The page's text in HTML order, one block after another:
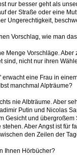
nur besser geht als
der Straße oder eine
Ungerechtigkeit,
Vorschlag, wie man
Menge Vorschläge.
sind, nicht nur ihren
erwacht eine Frau in
manchmal Alpträume?
nie Albträume. Aber
Putin und Nicolas
Gesicht und
Aber Angst ist
den Zeilen der
Ihnen Hörbücher?